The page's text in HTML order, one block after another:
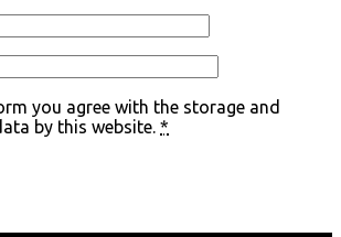
you agree with the storage and
by this website. *